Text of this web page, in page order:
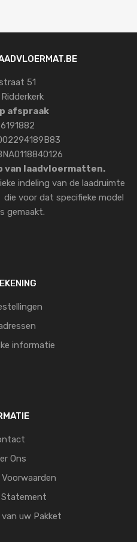
51
afspraak
van laadvloermatten.
indeling van de laadruimte
voor dat specifieke model
gemaakt.
informatie
Ons
Statement
uw Pakket